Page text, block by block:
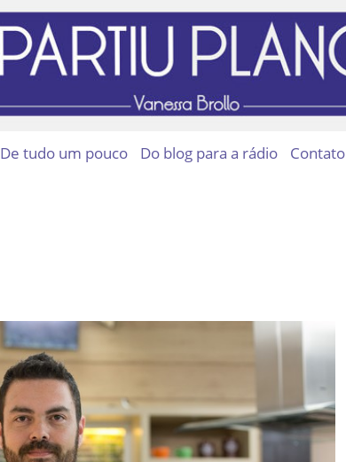
De tudo um pouco Do blog para a rádio Contato